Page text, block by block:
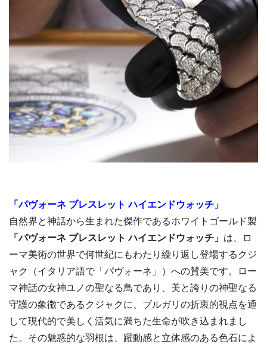
「パヴォーネ ブレスレット ハイエンドウォッチ」
自然界と神話から生まれた傑作であるホワイトゴールド製
「パヴォーネ ブレスレット ハイエンドウォッチ」 は、ロ
ーマ美術の世界で何世紀にもわたり繰り返し登場するクジ
ャク（イタリア語で「パヴォーネ」）への賛美です。ロー
マ神話の女神ユノの聖なる鳥であり、美と誇りの神聖なる
守護の象徴であるクジャクに、ブルガリの折衷的視点を通
して現代的で美しく活気に満ちた生命が吹き込まれまし
た。その魅惑的な羽根は、躍動感と立体感のある色石によ